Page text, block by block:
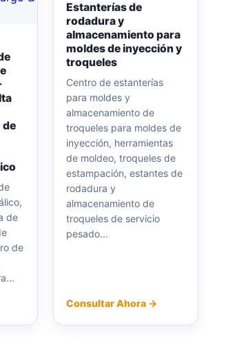
de
de
de
Estanterías de
rodadura y
almacenamiento para
moldes de inyección y
troqueles
Centro de estanterías
para moldes y
almacenamiento de
troqueles para moldes de
inyección, herramientas
de moldeo, troqueles de
estampación, estantes de
rodadura y
almacenamiento de
troqueles de servicio
pesado...
Consultar Ahora →